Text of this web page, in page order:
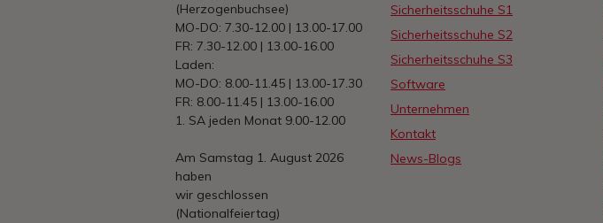
(Herzogenbuchsee)
MO-DO: 7.30-12.00 | 13.00-17.00
FR: 7.30-12.00 | 13.00-16.00
Laden:
MO-DO: 8.00-11.45 | 13.00-17.30
FR: 8.00-11.45 | 13.00-16.00
1. SA jeden Monat 9.00-12.00
Am Samstag 1. August 2026
haben
wir geschlossen
(Nationalfeiertag)
Sicherheitsschuhe S1
Sicherheitsschuhe S2
Sicherheitsschuhe S3
Software
Unternehmen
Kontakt
News-Blogs